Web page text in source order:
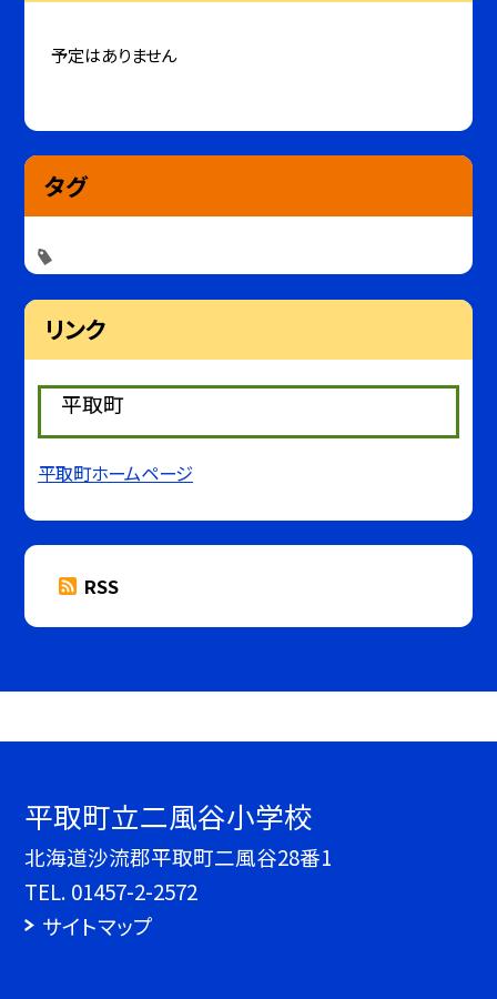
予定はありません
タグ
リンク
平取町
平取町ホームページ
RSS
平取町立二風谷小学校
北海道沙流郡平取町二風谷28番1
TEL. 01457-2-2572
サイトマップ